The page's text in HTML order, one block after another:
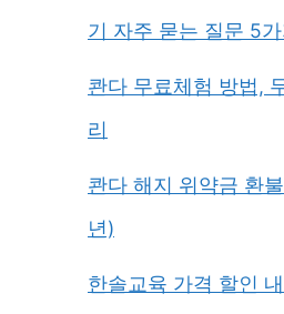
기 자주 묻는 질문 5
콴다 무료체험 방법,
리
콴다 해지 위약금 환
년)
한솔교육 가격 할인